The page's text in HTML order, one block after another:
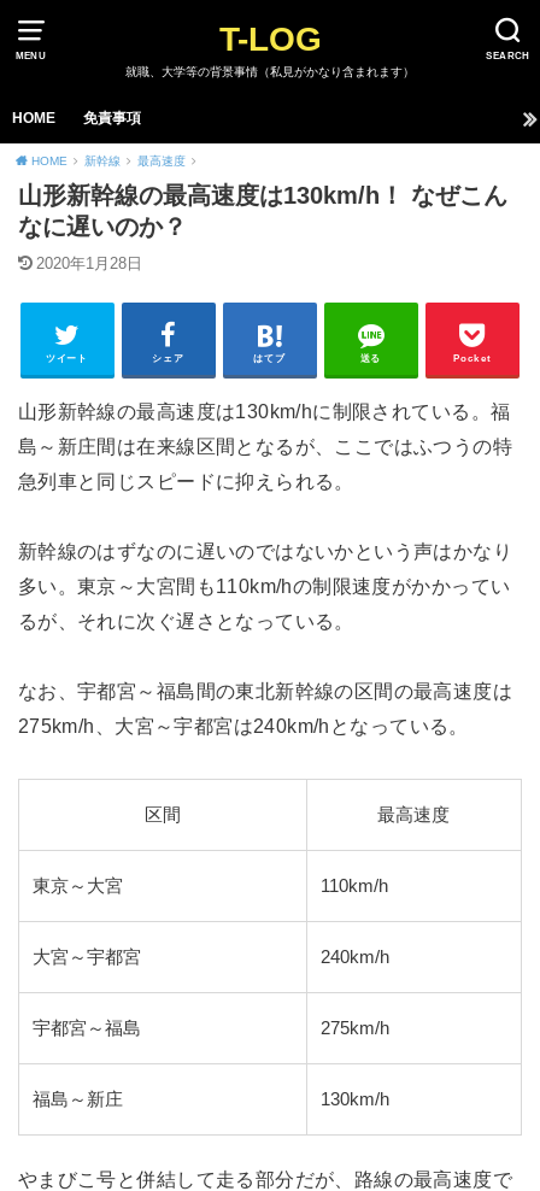
MENU SEARCH
T-LOG
就職、大学等の背景事情（私見がかなり含まれます）
HOME 免責事項
HOME 新幹線 最高速度
山形新幹線の最高速度は130km/h！ なぜこん
なに遅いのか？
2020年1月28日
ツイート シェア はてブ 送る Pocket
山形新幹線の最高速度は130km/hに制限されている。福
島～新庄間は在来線区間となるが、ここではふつうの特
急列車と同じスピードに抑えられる。
新幹線のはずなのに遅いのではないかという声はかなり
多い。東京～大宮間も110km/hの制限速度がかかってい
るが、それに次ぐ遅さとなっている。
なお、宇都宮～福島間の東北新幹線の区間の最高速度は
275km/h、大宮～宇都宮は240km/hとなっている。
区間 最高速度
東京～大宮 110km/h
大宮～宇都宮 240km/h
宇都宮～福島 275km/h
福島～新庄 130km/h
やまびこ号と併結して走る部分だが、路線の最高速度で